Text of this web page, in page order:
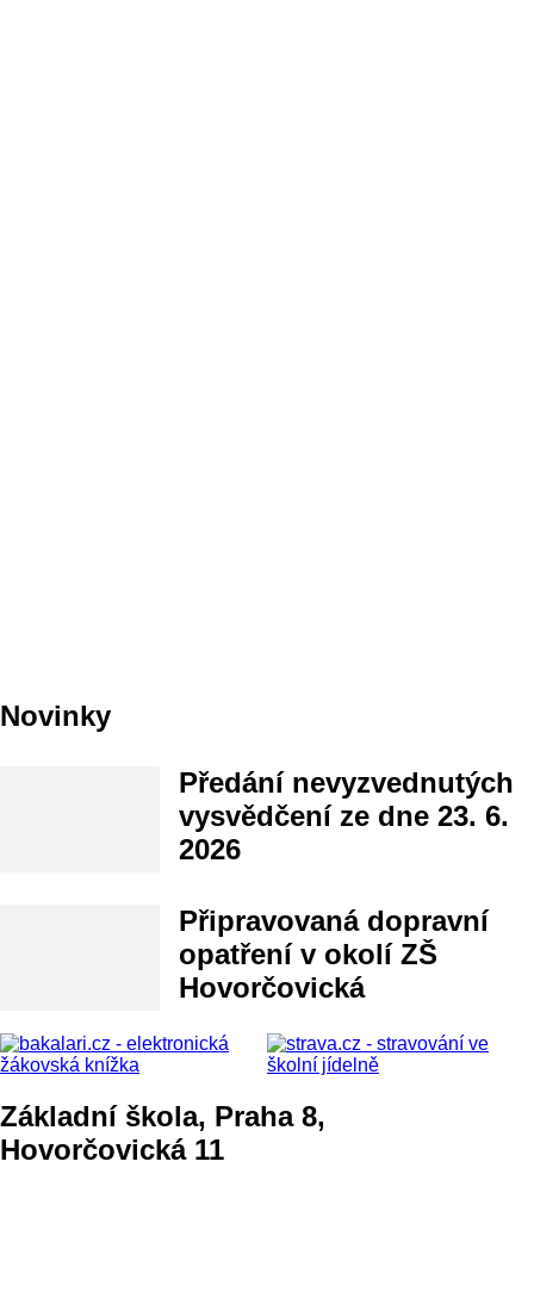
Novinky
Předání nevyzvednutých
vysvědčení ze dne 23. 6.
2026
Připravovaná dopravní
opatření v okolí ZŠ
Hovorčovická
Základní škola, Praha 8,
Hovorčovická 11